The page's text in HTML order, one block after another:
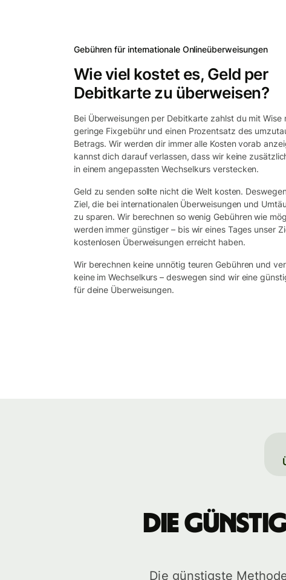
Gebühren für internationale Onlineüberweisungen
Wie viel kostet es, Geld per
Debitkarte zu überweisen?
Bei Überweisungen per Debitkarte zahlst du mit Wise
geringe Fixgebühr und einen Prozentsatz des
Betrags. Wir werden dir immer alle Kosten vorab
kannst dich darauf verlassen, dass wir keine
in einem angepassten Wechselkurs verstecken.
Geld zu senden sollte nicht die Welt kosten.
Ziel, die bei internationalen Überweisungen und
zu sparen. Wir berechnen so wenig Gebühren wie
werden immer günstiger – bis wir eines Tages unser
kostenlosen Überweisungen erreicht haben.
Wir berechnen keine unnötig teuren Gebühren und
keine im Wechselkurs – deswegen sind wir eine
für deine Überweisungen.
Die
Die günstigste